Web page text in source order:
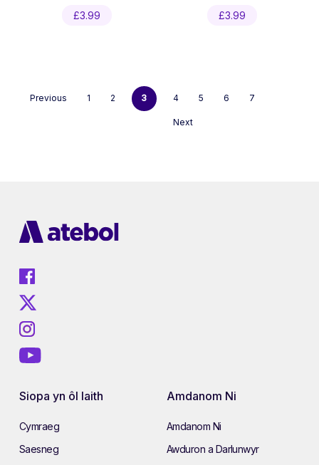
£3.99 £3.99
Previous 1 2 3 4 5 6 7
Next
Siopa yn ôl Iaith
Cymraeg
Saesneg
Amdanom Ni
Amdanom Ni
Awduron a Darlunwyr